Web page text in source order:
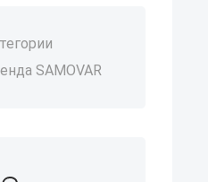
SAMOVAR